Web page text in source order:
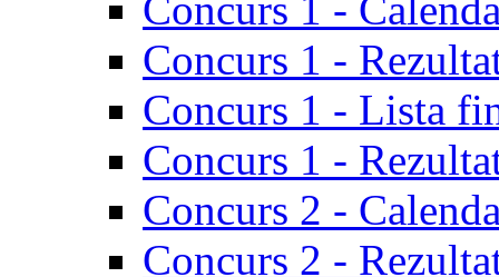
Concurs 1 -
Concurs 1 -
Concurs 1 - Lista
Concurs 1 -
Concurs 2 -
Concurs 2 -